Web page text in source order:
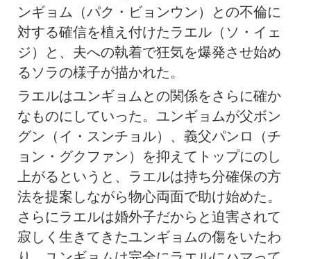
ンギョム（パク・ビョンウン）との不倫に
対する確信を植え付けたラエル（ソ・イェ
ジ）と、夫への執着で狂気を爆発させ始め
るソラの様子が描かれた。
ラエルはユンギョムとの関係をさらに確か
なものにしていった。ユンギョムが父ボン
グン（イ・スンチョル）、義父パンロ（チ
ョン・グクファン）を抑えてトップにのし
上がるというと、ラエルは持ち分確保の方
法を提案しながら物心両面で助け始めた。
さらにラエルは婚外子だからと迫害されて
寂しく生きてきたユンギョムの傷をいたわ